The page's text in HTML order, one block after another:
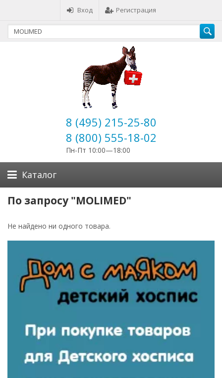
Вход Регистрация
8 (495) 215-25-80
8 (800) 555-18-02
Пн-Пт 10:00—18:00
Каталог
По запросу "MOLIMED"
Не найдено ни одного товара.